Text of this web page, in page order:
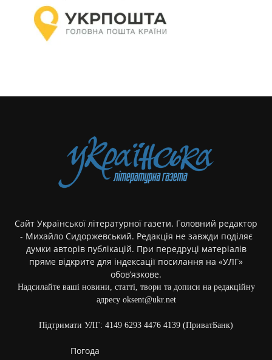
Сайт Української літературної газети. Головний редактор
- Михайло Сидоржевський. Редакція не завжди поділяє
думки авторів публікацій. При передруці матеріалів
пряме відкрите для індексації посилання на «УЛГ»
обов’язкове.
Надсилайте ваші новини, статті, твори та дописи на редакційну
адресу oksent@ukr.net
Підтримати УЛГ: 4149 6293 4476 4139 (ПриватБанк)
Погода